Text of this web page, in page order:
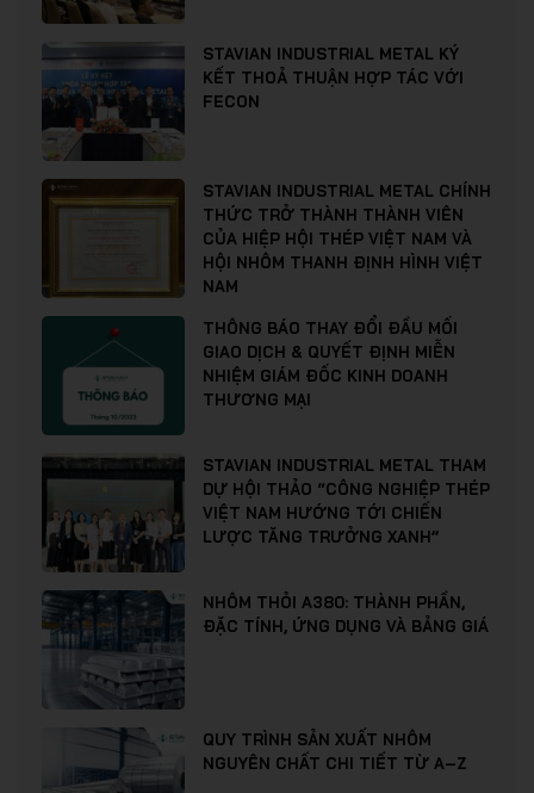
STAVIAN INDUSTRIAL METAL KÝ
KẾT THOẢ THUẬN HỢP TÁC VỚI
FECON
STAVIAN INDUSTRIAL METAL CHÍNH
THỨC TRỞ THÀNH THÀNH VIÊN
CỦA HIỆP HỘI THÉP VIỆT NAM VÀ
HỘI NHÔM THANH ĐỊNH HÌNH VIỆT
NAM
THÔNG BÁO THAY ĐỔI ĐẦU MỐI
GIAO DỊCH & QUYẾT ĐỊNH MIỄN
NHIỆM GIÁM ĐỐC KINH DOANH
THƯƠNG MẠI
STAVIAN INDUSTRIAL METAL THAM
DỰ HỘI THẢO “CÔNG NGHIỆP THÉP
VIỆT NAM HƯỚNG TỚI CHIẾN
LƯỢC TĂNG TRƯỞNG XANH”
NHÔM THỎI A380: THÀNH PHẦN,
ĐẶC TÍNH, ỨNG DỤNG VÀ BẢNG GIÁ
QUY TRÌNH SẢN XUẤT NHÔM
NGUYÊN CHẤT CHI TIẾT TỪ A–Z